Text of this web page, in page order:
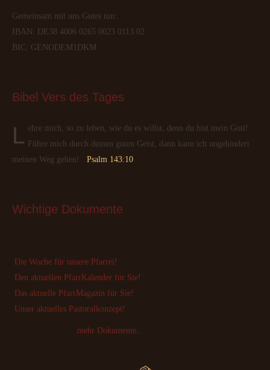
Gemeinsam mit uns Gutes tun:
IBAN: DE38 4006 0265 0023 0113 02
BIC: GENODEM1DKM
Bibel Vers des Tages
Lehre mich, so zu leben, wie du es willst, denn du bist mein Gott! Führe mich durch deinen guten Geist, dann kann ich ungehindert
meinen Weg gehen!
Psalm 143:10
Wichtige Dokumente
Die Woche für unsere Pfarrei!
Den aktuellen PfarrKalender für Sie!
Das aktuelle PfarrMagazin für Sie!
Unser aktuelles Pastoralkonzept!
mehr Dokumente..